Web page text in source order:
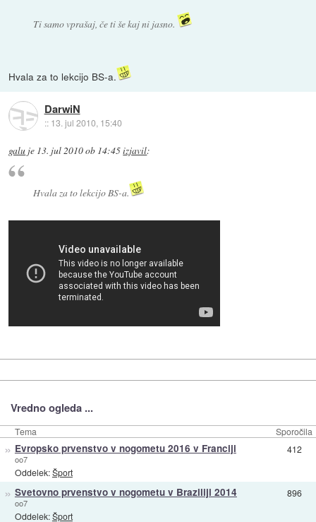
Ti samo vprašaj, če ti še kaj ni jasno.
Hvala za to lekcijo BS-a.
DarwiN
:: 13. jul 2010, 15:40
galu je 13. jul 2010 ob 14:45izjavil:
Hvala za to lekcijo BS-a.
Vredno ogleda ...
Tema Sporočila
» Evropsko prvenstvo v nogometu 2016 v Franciji
oo7
Oddelek:Šport
412
» Svetovno prvenstvo v nogometu v Braziliji 2014
oo7
Oddelek:Šport
896